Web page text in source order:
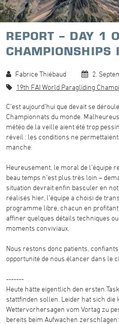
REPORT – DAY 1
CHAMPIONSHIPS
Fabrice Thiébaud
2.
19th FAI World Paragliding
C’est aujourd’hui que devait se
Championnats du monde.
météo de la veille aient été trop
réveil : les conditions ne
manche.
Heureusement, le moral de l’équipe
beau temps n’est plus très loin –
situation devrait enfin basculer en
réalisés hier, l’équipe a choisi de
programme libre, chacun en
affiner quelques détails techniques
moments conviviaux.
Nous restons donc patients,
opportunité de nous élancer dans le
-------
Heute hätte eigentlich den ersten
stattfinden sollen. Leider hat sich die
Wettervorhersagen vom Vortag zu
bereits beim Aufwachen